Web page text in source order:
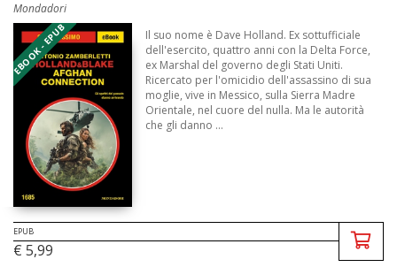
Mondadori
EBOOK - EPUB
Il suo nome è Dave Holland. Ex sottufficiale
dell'esercito, quattro anni con la Delta Force,
ex Marshal del governo degli Stati Uniti.
Ricercato per l'omicidio dell'assassino di sua
moglie, vive in Messico, sulla Sierra Madre
Orientale, nel cuore del nulla. Ma le autorità
che gli danno ...
EPUB
€ 5,99